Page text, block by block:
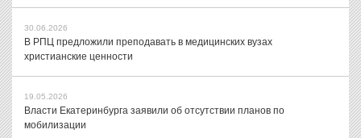
30.06.2026
В РПЦ предложили преподавать в медицинских вузах
христианские ценности
19.05.2026
Власти Екатеринбурга заявили об отсутствии планов по
мобилизации